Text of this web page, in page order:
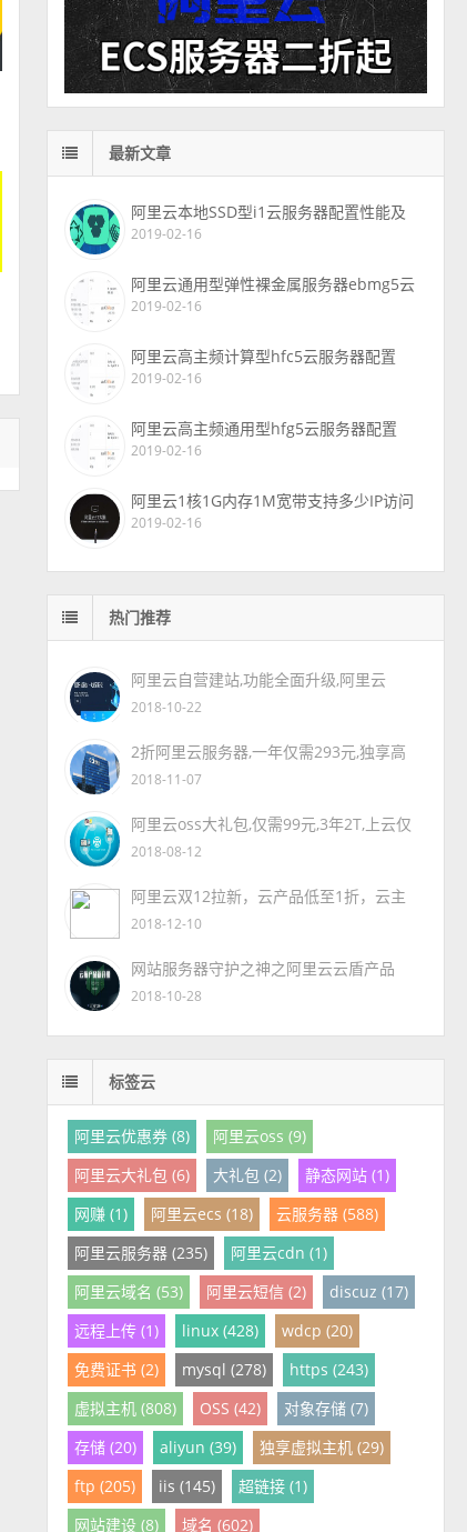
最新文章
阿里云本地SSD型i1云服务器配置性能及
2019-02-16
阿里云通用型弹性裸金属服务器ebmg5云
2019-02-16
阿里云高主频计算型hfc5云服务器配置
2019-02-16
阿里云高主频通用型hfg5云服务器配置
2019-02-16
阿里云1核1G内存1M宽带支持多少IP访问
2019-02-16
热门推荐
阿里云自营建站,功能全面升级,阿里云
2018-10-22
2折阿里云服务器,一年仅需293元,独享高
2018-11-07
阿里云oss大礼包,仅需99元,3年2T,上云仅
2018-08-12
阿里云双12拉新，云产品低至1折，云主
2018-12-10
网站服务器守护之神之阿里云云盾产品
2018-10-28
标签云
阿里云优惠券 (8)
阿里云oss (9)
阿里云大礼包 (6)
大礼包 (2)
静态网站 (1)
网赚 (1)
阿里云ecs (18)
云服务器 (588)
阿里云服务器 (235)
阿里云cdn (1)
阿里云域名 (53)
阿里云短信 (2)
discuz (17)
远程上传 (1)
linux (428)
wdcp (20)
免费证书 (2)
mysql (278)
https (243)
虚拟主机 (808)
OSS (42)
对象存储 (7)
存储 (20)
aliyun (39)
独享虚拟主机 (29)
ftp (205)
iis (145)
超链接 (1)
网站建设 (8)
域名 (602)